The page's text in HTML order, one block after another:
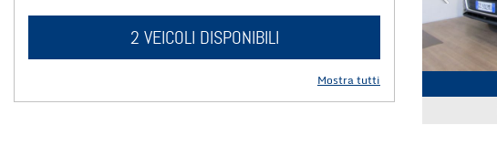
2 VEICOLI DISPONIBILI
Mostra tutti
rimanda
rivedere